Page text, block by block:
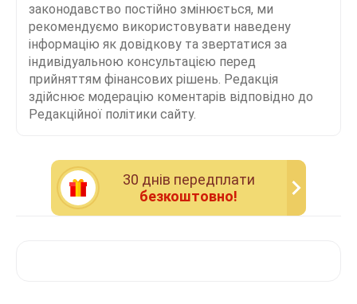
законодавство постійно змінюється, ми
рекомендуємо використовувати наведену
інформацію як довідкову та звертатися за
індивідуальною консультацією перед
прийняттям фінансових рішень. Редакція
здійснює модерацію коментарів відповідно до
Редакційної політики сайту.
30 днiв передплати
безкоштовно!